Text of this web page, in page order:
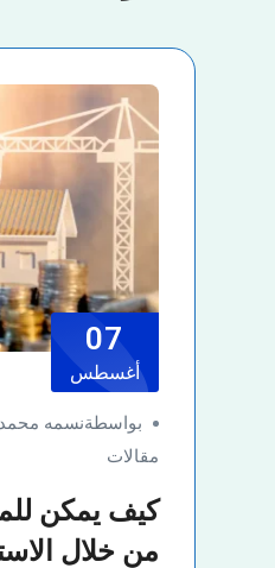
07
أغسطس
بواسطةنسمه محمد
مقالات
كيف يمكن
من خلال